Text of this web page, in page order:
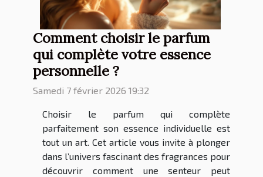
Comment choisir le parfum
qui complète votre essence
personnelle ?
Samedi 7 février 2026 19:32
Choisir le parfum qui complète
parfaitement son essence individuelle est
tout un art. Cet article vous invite à plonger
dans l’univers fascinant des fragrances pour
découvrir comment une senteur peut